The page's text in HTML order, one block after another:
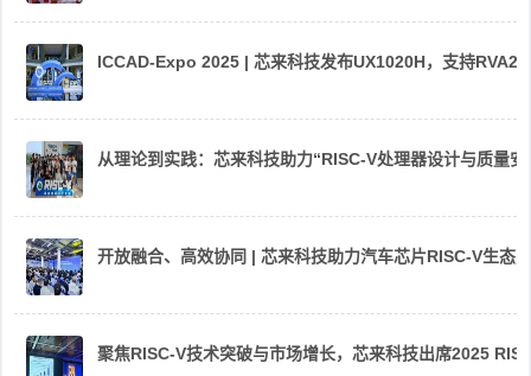
ICCAD-Expo 2025 | 芯来科技发布UX1020H，支持
从理论到实践：芯来科技助力“RISC-V处理器设计与质量
开放融合、高效协同 | 芯来科技助力汽车芯片RISC-V生态
聚焦RISC-V技术突破与市场增长，芯来科技出席2025